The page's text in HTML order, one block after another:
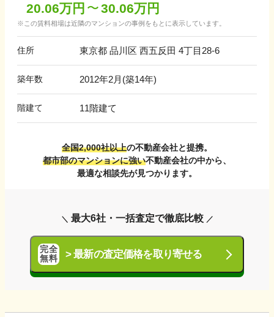
20.06万円 〜30.06万円
この賃料相場は近隣のマンションの事例をもとに表示しています。
住所 東京都 品川区 西五反田 4丁目28-6
築年数 2012年2月 (築14年)
階建て 11階建て
全国2,000社以上の不動産会社と提携。
都市部のマンションに強い不動産会社の中から、
最適な相談先が見つかります。
最大6社・一括査定で徹底比較
完全
無料
>最新の査定価格を取り寄せる